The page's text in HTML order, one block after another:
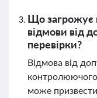
Що загрожує
відмови від
перевірки?
Відмова від
контролюючого
може